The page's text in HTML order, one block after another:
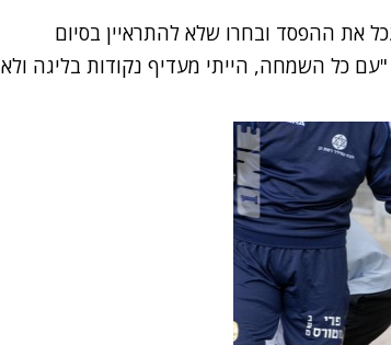
את ההפסד ובחרו שלא להתראיין בסיום
כל השמחה, הייתי מעדיף נקודות בליגה ולא